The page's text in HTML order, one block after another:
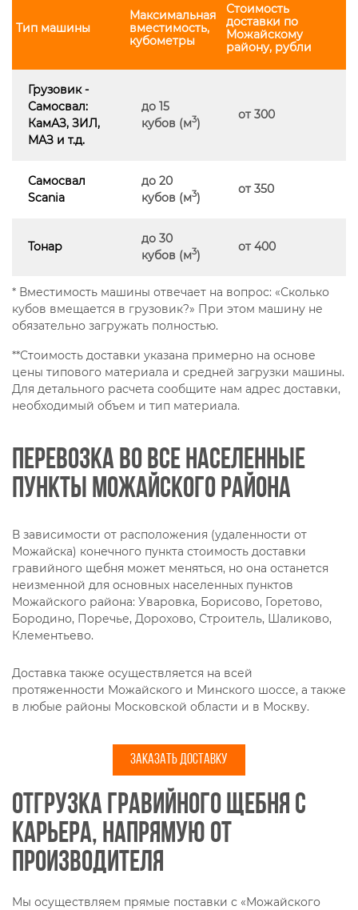
Тип машины
Максимальная
вместимость,
кубометры
Стоимость
доставки по
Можайскому
району, рубли
Грузовик -
Самосвал:
КамАЗ, ЗИЛ,
МАЗ и т.д.
до 15
кубов (м3)
от 300
Самосвал
Scania
до 20
кубов (м3)
от 350
Тонар
до 30
кубов (м3)
от 400
* Вместимость машины отвечает на вопрос: «Сколько
кубов вмещается в грузовик?» При этом машину не
обязательно загружать полностью.
**Стоимость доставки указана примерно на основе
цены типового материала и средней загрузки машины.
Для детального расчета сообщите нам адрес доставки,
необходимый объем и тип материала.
Перевозка во все населенные
пункты Можайского района
В зависимости от расположения (удаленности от
Можайска) конечного пункта стоимость доставки
гравийного щебня может меняться, но она останется
неизменной для основных населенных пунктов
Можайского района: Уваровка, Борисово, Горетово,
Бородино, Поречье, Дорохово, Строитель, Шаликово,
Клементьево.
Доставка также осуществляется на всей
протяженности Можайского и Минского шоссе, а также
в любые районы Московской области и в Москву.
ЗАКАЗАТЬ ДОСТАВКУ
Отгрузка гравийного щебня с
карьера, напрямую от
производителя
Мы осуществляем прямые поставки с «Можайского